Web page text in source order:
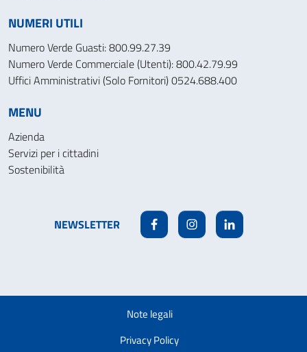
NUMERI UTILI
Numero Verde Guasti: 800.99.27.39
Numero Verde Commerciale (Utenti): 800.42.79.99
Uffici Amministrativi (Solo Fornitori) 0524.688.400
MENU
Azienda
Servizi per i cittadini
Sostenibilità
NEWSLETTER FacebookInstagramLinkedin
Note legali
Privacy Policy